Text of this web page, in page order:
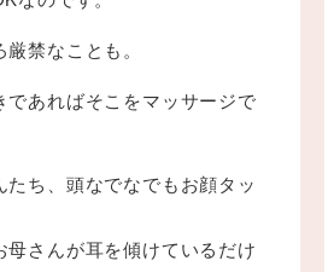
禁なことも。
であればそこをマッサージで
たち、頭なでなでもお顔タッ
母さんが耳を傾けているだけ